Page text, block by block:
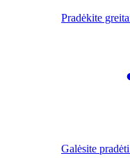
Pradėkite
Galėsite